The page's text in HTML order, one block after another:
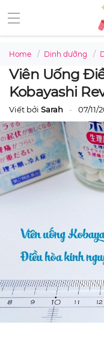
Home Dinh dưỡng
Viên Uống
Kobayashi
Viết bởi Sarah 07/11/